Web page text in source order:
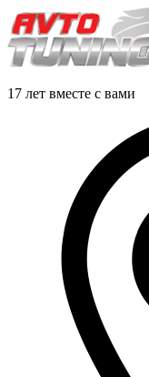
17 лет вместе с вами